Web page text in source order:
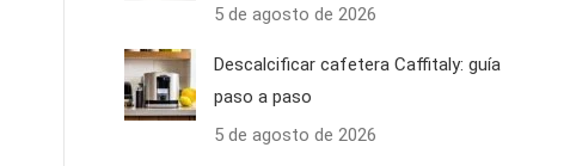
5 de agosto de 2026
Descalcificar cafetera Caffitaly: guía
paso a paso
5 de agosto de 2026